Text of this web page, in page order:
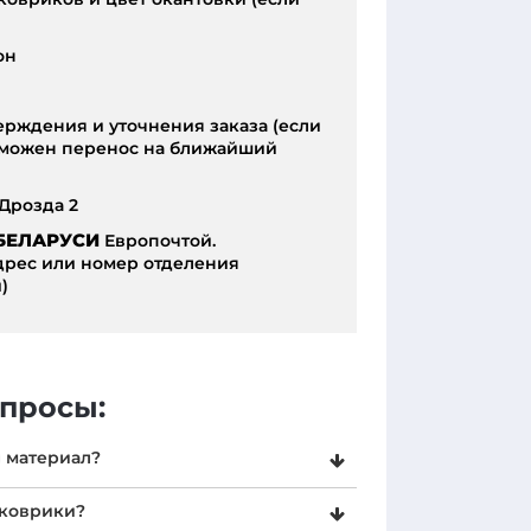
и уточнения заказа (если
перенос на ближайший
2
Европочтой.
или номер отделения
материал?
так и для пластика. EVA (ЭВА)